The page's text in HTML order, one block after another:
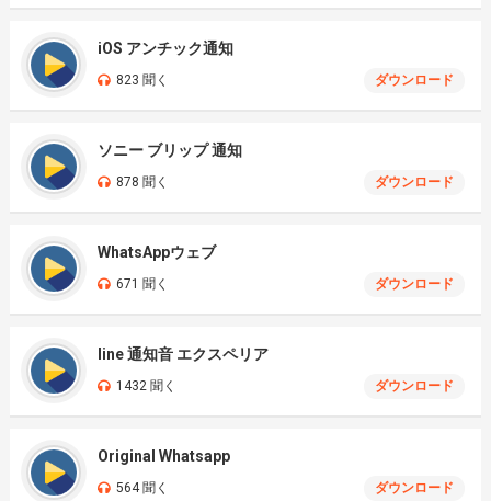
iOS アンチック通知
823 聞く ダウンロード
ソニー ブリップ 通知
878 聞く ダウンロード
WhatsAppウェブ
671 聞く ダウンロード
line 通知音 エクスペリア
1432 聞く ダウンロード
Original Whatsapp
564 聞く ダウンロード